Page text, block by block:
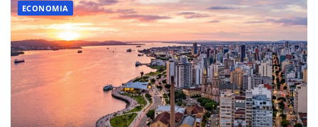
ECONOMIA